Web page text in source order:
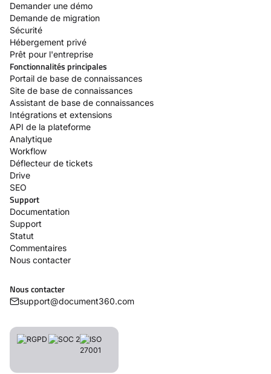
Demander une démo
Demande de migration
Sécurité
Hébergement privé
Prêt pour l'entreprise
Fonctionnalités principales
Portail de base de connaissances
Site de base de connaissances
Assistant de base de connaissances
Intégrations et extensions
API de la plateforme
Analytique
Workflow
Déflecteur de tickets
Drive
SEO
Support
Documentation
Support
Statut
Commentaires
Nous contacter
Nous contacter
support@document360.com